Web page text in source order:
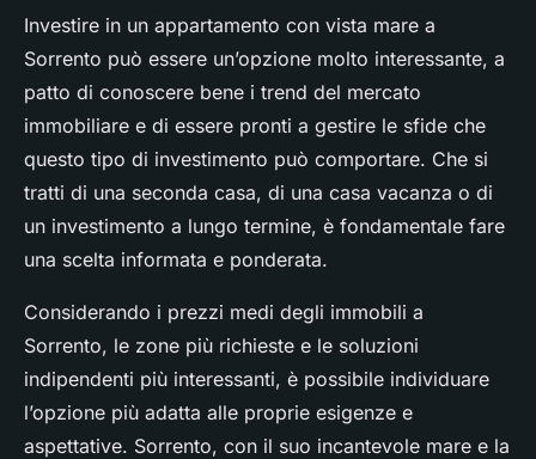
Investire in un appartamento con vista mare a
Sorrento può essere un’opzione molto interessante, a
patto di conoscere bene i trend del mercato
immobiliare e di essere pronti a gestire le sfide che
questo tipo di investimento può comportare. Che si
tratti di una seconda casa, di una casa vacanza o di
un investimento a lungo termine, è fondamentale fare
una scelta informata e ponderata.
Considerando i prezzi medi degli immobili a
Sorrento, le zone più richieste e le soluzioni
indipendenti più interessanti, è possibile individuare
l’opzione più adatta alle proprie esigenze e
aspettative. Sorrento, con il suo incantevole mare e la